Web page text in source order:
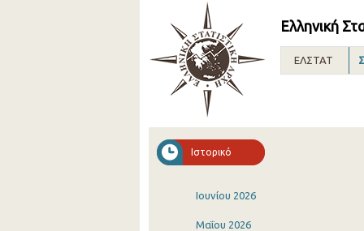
Ελληνική
ΕΛΣΤΑΤ
Ιστορικό
Ιουνίου 2026
Μαΐου 2026